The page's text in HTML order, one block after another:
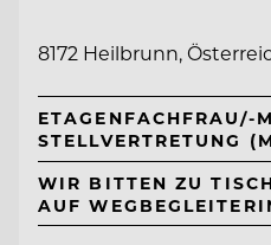
8172 Heilbrunn,
ETAGENFACHFRAU/-
STELLVERTRETUNG
WIR BITTEN ZU
AUF